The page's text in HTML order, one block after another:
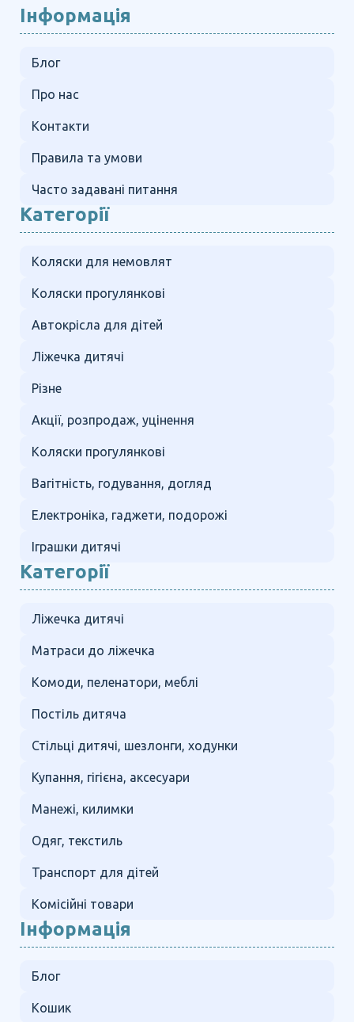
Інформація
Блог
Про нас
Контакти
Правила та умови
Часто задавані питання
Категорії
Коляски для немовлят
Коляски прогулянкові
Автокрісла для дітей
Ліжечка дитячі
Різне
Акції, розпродаж, уцінення
Коляски прогулянкові
Вагітність, годування, догляд
Електроніка, гаджети, подорожі
Іграшки дитячі
Категорії
Ліжечка дитячі
Матраси до ліжечка
Комоди, пеленатори, меблі
Постіль дитяча
Стільці дитячі, шезлонги, ходунки
Купання, гігієна, аксесуари
Манежі, килимки
Одяг, текстиль
Транспорт для дітей
Комісійні товари
Інформація
Блог
Кошик